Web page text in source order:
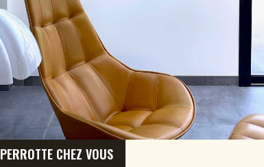
PERROTTE CHEZ VOUS